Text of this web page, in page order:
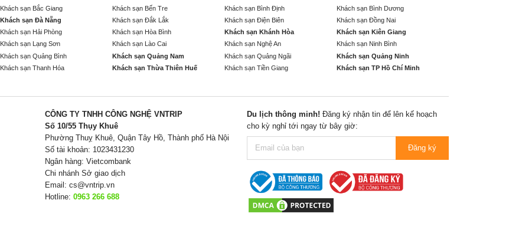
Khách sạn Bắc Giang Khách sạn Bến Tre Khách sạn Bình Định
Khách sạn Bình Dương
Khách sạn Đà Nẵng Khách sạn Đắk Lắk Khách sạn Điện Biên
Khách sạn Đồng Nai
Khách sạn Hải Phòng Khách sạn Hòa Bình Khách sạn Khánh Hòa
Khách sạn Kiên Giang
Khách sạn Lạng Sơn Khách sạn Lào Cai Khách sạn Nghệ An
Khách sạn Ninh Bình
Khách sạn Quảng Bình Khách sạn Quảng Nam Khách sạn Quảng Ngãi
Khách sạn Quảng Ninh
Khách sạn Thanh Hóa Khách sạn Thừa Thiên Huế Khách sạn Tiền Giang
Khách sạn TP Hồ Chí Minh
CÔNG TY TNHH CÔNG NGHỆ VNTRIP
Số 10/55 Thụy Khuê
Phường Thuỵ Khuê, Quận Tây Hồ, Thành phố Hà Nội
Số tài khoản: 1023431230
Ngân hàng: Vietcombank
Chi nhánh Sở giao dịch
Email: cs@vntrip.vn
Hotline: 0963 266 688
Du lịch thông minh! Đăng ký nhận tin để lên kế hoạch
cho kỳ nghỉ tới ngay từ bây giờ:
Đăng ký